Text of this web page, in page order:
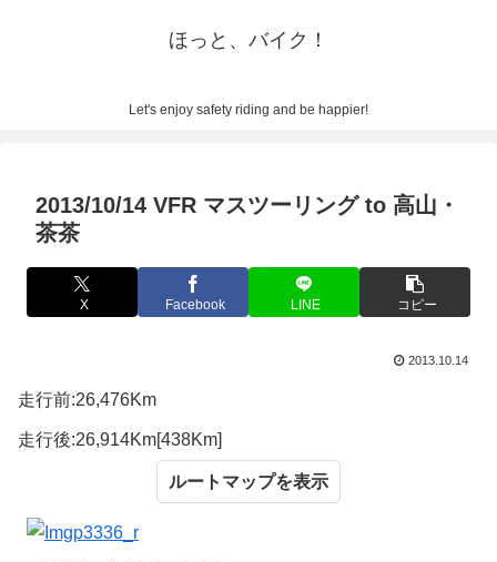
ほっと、バイク！
Let's enjoy safety riding and be happier!
2013/10/14 VFR マスツーリング to 高山・
茶茶
X Facebook LINE コピー
2013.10.14
走行前:26,476Km
走行後:26,914Km[438Km]
ルートマップ